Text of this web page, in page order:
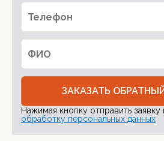
ЗАКАЗАТЬ
Нажимая кнопку отправить заявку
обработку персональных данных